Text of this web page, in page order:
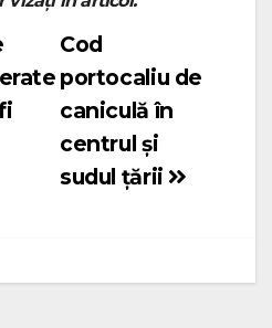
Cod
portocaliu de
caniculă în
centrul și
sudul țării